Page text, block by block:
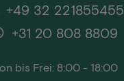
+49 32 221855455
+31 20 808 8809
bis Frei: 8:00 - 18:00